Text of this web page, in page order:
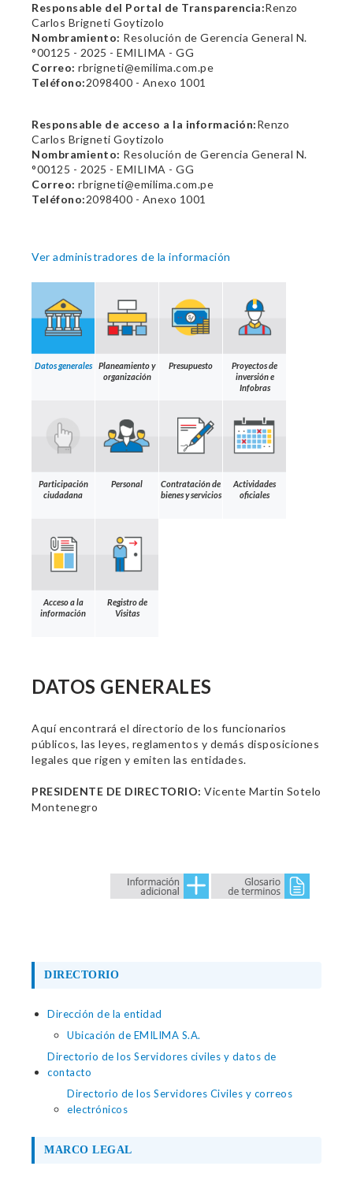
Responsable del Portal de Transparencia:Renzo
Carlos Brigneti Goytizolo
Nombramiento: Resolución de Gerencia General N.
°00125 - 2025 - EMILIMA - GG
Correo: rbrigneti@emilima.com.pe
Teléfono:2098400 - Anexo 1001
Responsable de acceso a la información:Renzo
Carlos Brigneti Goytizolo
Nombramiento: Resolución de Gerencia General N.
°00125 - 2025 - EMILIMA - GG
Correo: rbrigneti@emilima.com.pe
Teléfono:2098400 - Anexo 1001
Ver administradores de la información
Datos generales
Planeamiento y
organización
Presupuesto
Proyectos de
inversión e
Infobras
Participación
ciudadana
Personal
Contratación de
bienes y servicios
Actividades
oficiales
Acceso a la
información
Registro de
Visitas
DATOS GENERALES
Aquí encontrará el directorio de los funcionarios
públicos, las leyes, reglamentos y demás disposiciones
legales que rigen y emiten las entidades.
PRESIDENTE DE DIRECTORIO: Vicente Martin Sotelo
Montenegro
DIRECTORIO
Dirección de la entidad
Ubicación de EMILIMA S.A.
Directorio de los Servidores civiles y datos de
contacto
Directorio de los Servidores Civiles y correos
electrónicos
MARCO LEGAL